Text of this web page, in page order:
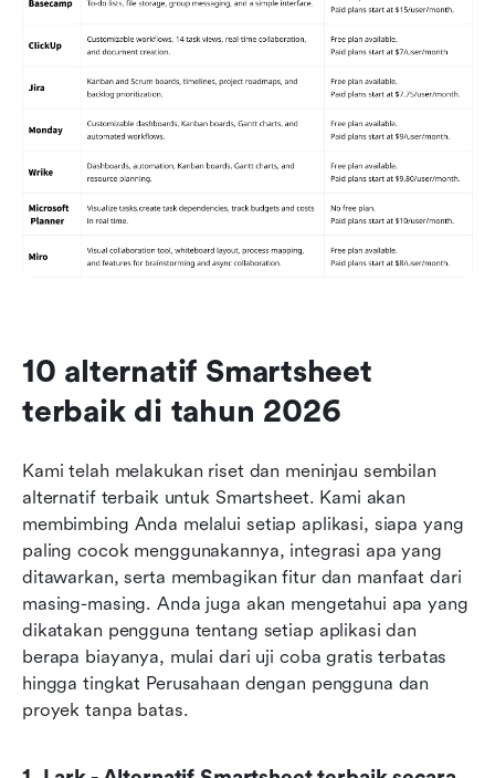
10 alternatif Smartsheet
terbaik di tahun 2026
Kami telah melakukan riset dan meninjau sembilan
alternatif terbaik untuk Smartsheet. Kami akan
membimbing Anda melalui setiap aplikasi, siapa yang
paling cocok menggunakannya, integrasi apa yang
ditawarkan, serta membagikan fitur dan manfaat dari
masing-masing. Anda juga akan mengetahui apa yang
dikatakan pengguna tentang setiap aplikasi dan
berapa biayanya, mulai dari uji coba gratis terbatas
hingga tingkat Perusahaan dengan pengguna dan
proyek tanpa batas.